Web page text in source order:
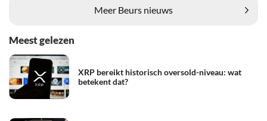
Meer Beurs nieuws
Meest gelezen
XRP bereikt historisch oversold-niveau: wat
betekent dat?